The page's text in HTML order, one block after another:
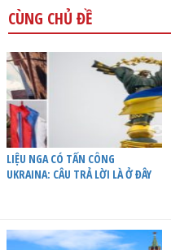
CÙNG CHỦ ĐỀ
LIỆU NGA CÓ TẤN CÔNG
UKRAINA: CÂU TRẢ LỜI LÀ Ở ĐÂY